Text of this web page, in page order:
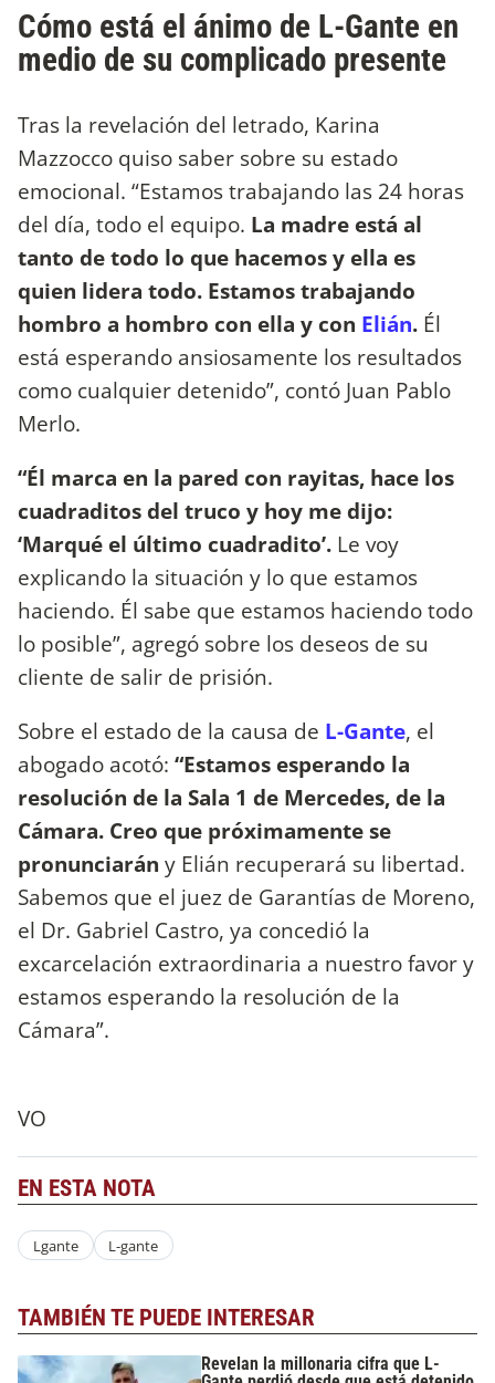
Cómo está el ánimo de L-Gante en
medio de su complicado presente
Tras la revelación del letrado, Karina
Mazzocco quiso saber sobre su estado
emocional. “Estamos trabajando las 24 horas
del día, todo el equipo. La madre está al
tanto de todo lo que hacemos y ella es
quien lidera todo. Estamos trabajando
hombro a hombro con ella y con Elián. Él
está esperando ansiosamente los resultados
como cualquier detenido”, contó Juan Pablo
Merlo.
“Él marca en la pared con rayitas, hace los
cuadraditos del truco y hoy me dijo:
‘Marqué el último cuadradito’. Le voy
explicando la situación y lo que estamos
haciendo. Él sabe que estamos haciendo todo
lo posible”, agregó sobre los deseos de su
cliente de salir de prisión.
Sobre el estado de la causa de L-Gante, el
abogado acotó: “Estamos esperando la
resolución de la Sala 1 de Mercedes, de la
Cámara. Creo que próximamente se
pronunciarán y Elián recuperará su libertad.
Sabemos que el juez de Garantías de Moreno,
el Dr. Gabriel Castro, ya concedió la
excarcelación extraordinaria a nuestro favor y
estamos esperando la resolución de la
Cámara”.
VO
EN ESTA NOTA
Lgante L-gante
TAMBIÉN TE PUEDE INTERESAR
Revelan la millonaria cifra que L-